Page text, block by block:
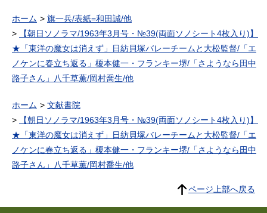
ホーム
旗一兵/表紙=和田誠/他
【朝日ソノラマ/1963年3月号・№39(両面ソノシート4枚入り)】
★「東洋の魔女は消えず」日紡貝塚バレーチームと大松監督/「エ
ノケンに春立ち返る」榎本健一・フランキー堺/「さようなら田中
路子さん」八千草薫/岡村喬生/他
ホーム
文献書院
【朝日ソノラマ/1963年3月号・№39(両面ソノシート4枚入り)】
★「東洋の魔女は消えず」日紡貝塚バレーチームと大松監督/「エ
ノケンに春立ち返る」榎本健一・フランキー堺/「さようなら田中
路子さん」八千草薫/岡村喬生/他
ページ上部へ戻る